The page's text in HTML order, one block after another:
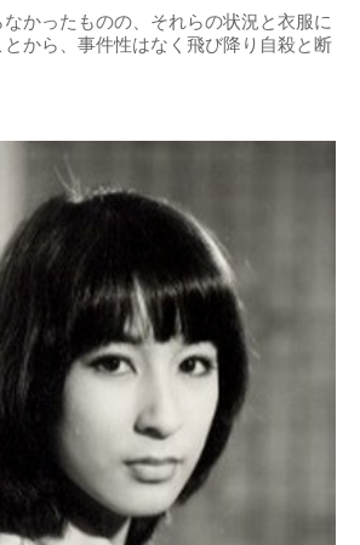
かったものの、それらの状況と衣服に
とから、事件性はなく飛び降り自殺と断